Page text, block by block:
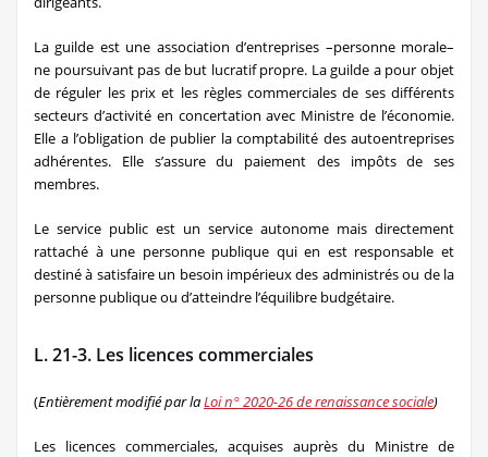
La guilde est une association d’entreprises –personne morale–
ne poursuivant pas de but lucratif propre. La guilde a pour objet
de réguler les prix et les règles commerciales de ses différents
secteurs d’activité en concertation avec Ministre de l’économie.
Elle a l’obligation de publier la comptabilité des autoentreprises
adhérentes. Elle s’assure du paiement des impôts de ses
membres.
Le service public est un service autonome mais directement
rattaché à une personne publique qui en est responsable et
destiné à satisfaire un besoin impérieux des administrés ou de la
personne publique ou d’atteindre l’équilibre budgétaire.
L. 21-3. Les licences commerciales
(Entièrement modifié par laLoi n° 2020-26 de renaissance sociale)
Les licences commerciales, acquises auprès du Ministre de